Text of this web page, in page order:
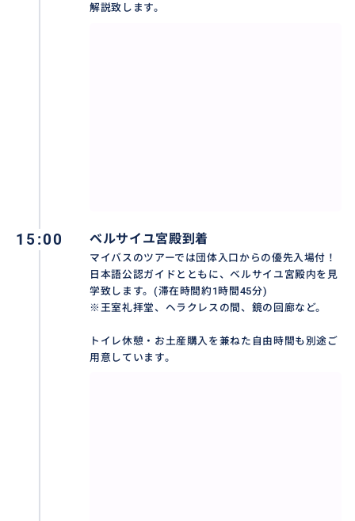
イヤホンガイド付き：混雑していても聞き逃さない！
混雑する宮殿内でも、イヤホンを使えばガイドの説明
がクリアに聞こえます。ベルサイユの壮大な歴史を学
びながら、当時の様子が目に浮かぶような深い理解が
解説致します。
15:00 ベルサイユ宮殿到着
マイバスのツアーでは団体入口からの優先入場付！
日本語公認ガイドとともに、ベルサイユ宮殿内を見
学致します。(滞在時間約1時間45分)
※王室礼拝堂、ヘラクレスの間、鏡の回廊など。
トイレ休憩・お土産購入を兼ねた自由時間も別途ご
用意しています。